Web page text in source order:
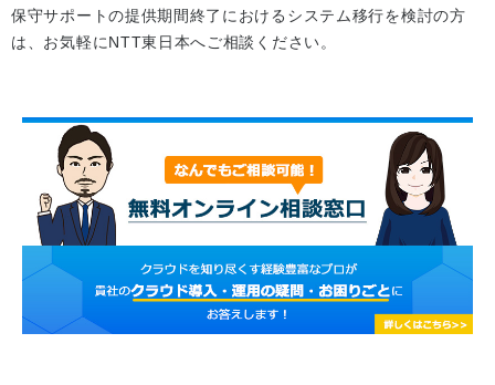
保守サポートの提供期間終了におけるシステム移行を検討の方
は、お気軽にNTT東日本へご相談ください。